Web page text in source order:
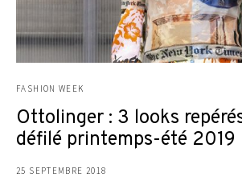
FASHION WEEK
Ottolinger : 3 looks
défilé printemps-été 2019
25 SEPTEMBRE 2018